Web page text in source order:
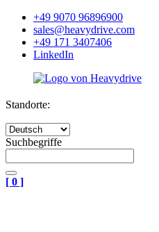
+49 9070 96896900
sales@heavydrive.com
+49 171 3407406
LinkedIn
Standorte:
Suchbegriffe
[ 0 ]